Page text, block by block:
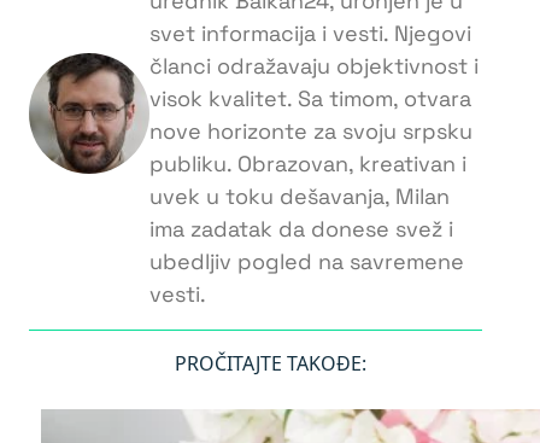
svet informacija i vesti. Njegovi
članci odražavaju objektivnost i
visok kvalitet. Sa timom, otvara
nove horizonte za svoju srpsku
publiku. Obrazovan, kreativan i
uvek u toku dešavanja, Milan
ima zadatak da donese svež i
ubedljiv pogled na savremene
vesti.
PROČITAJTE TAKOĐE: